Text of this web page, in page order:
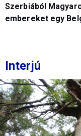
Szerbiából
embereket egy
Interjú